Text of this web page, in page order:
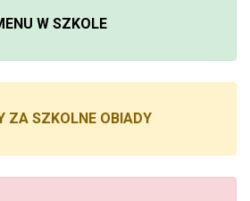
W SZKOLE
ZA SZKOLNE OBIADY